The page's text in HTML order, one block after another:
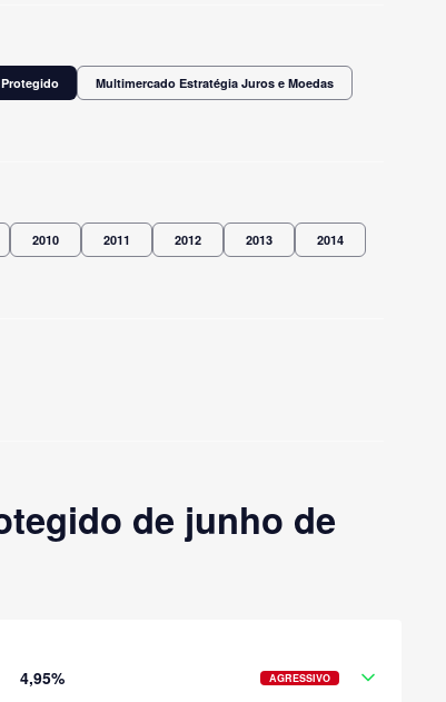
Multimercado Estratégia Juros e Moedas
2010 2011 2012 2013 2014
de junho de
4,95% AGRESSIVO